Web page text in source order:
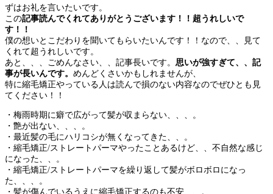
ずはお礼を言いたいです。
この記事読んでくれてありがとうございます！！超うれしいで
す！！
僕の想いとこだわりを聞いてもらいたいんです！！なので、、見て
くれて超うれしいです。
あと、、、ごめんなさい、、記事長いです。 思いが強すぎて、、記
事が長いんです。 めんどくさいかもしれませんが、
特に縮毛矯正やっている人は読んで損のない内容なのでぜひとも見
てください！！
・梅雨時期に癖で広がって髪が収まらない、、、。
・艶が出ない、、、。
・最近髪の毛にハリコシが無くなってきた、、。
・縮毛矯正/ストレートパーマやったことあるけど、、不自然な感じ
になった、、。
・縮毛矯正/ストレートパーマを繰り返して髪がボロボロになっ
た、、、。
・髪が傷んでいるうえに縮毛矯正するのも不安、、。